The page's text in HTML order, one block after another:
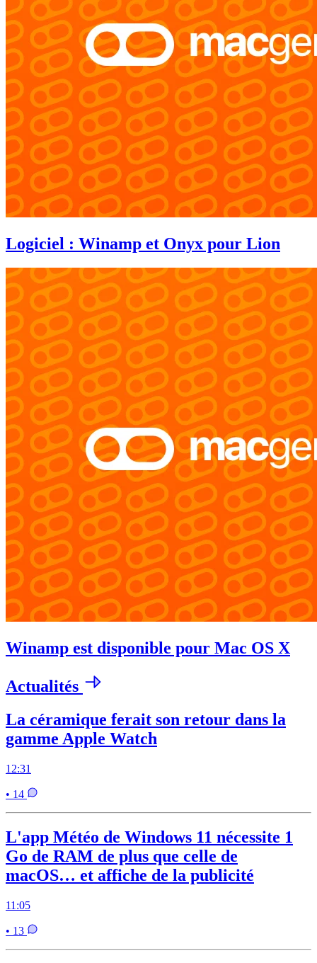
Logiciel : Winamp et Onyx pour Lion
Winamp est disponible pour Mac OS X
Actualités
La céramique ferait son retour dans la
gamme Apple Watch
12:31
• 14
L'app Météo de Windows 11 nécessite 1
Go de RAM de plus que celle de
macOS… et affiche de la publicité
11:05
• 13